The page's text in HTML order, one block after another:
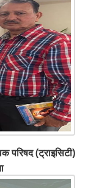
परिषद (ट्राइसिटी)